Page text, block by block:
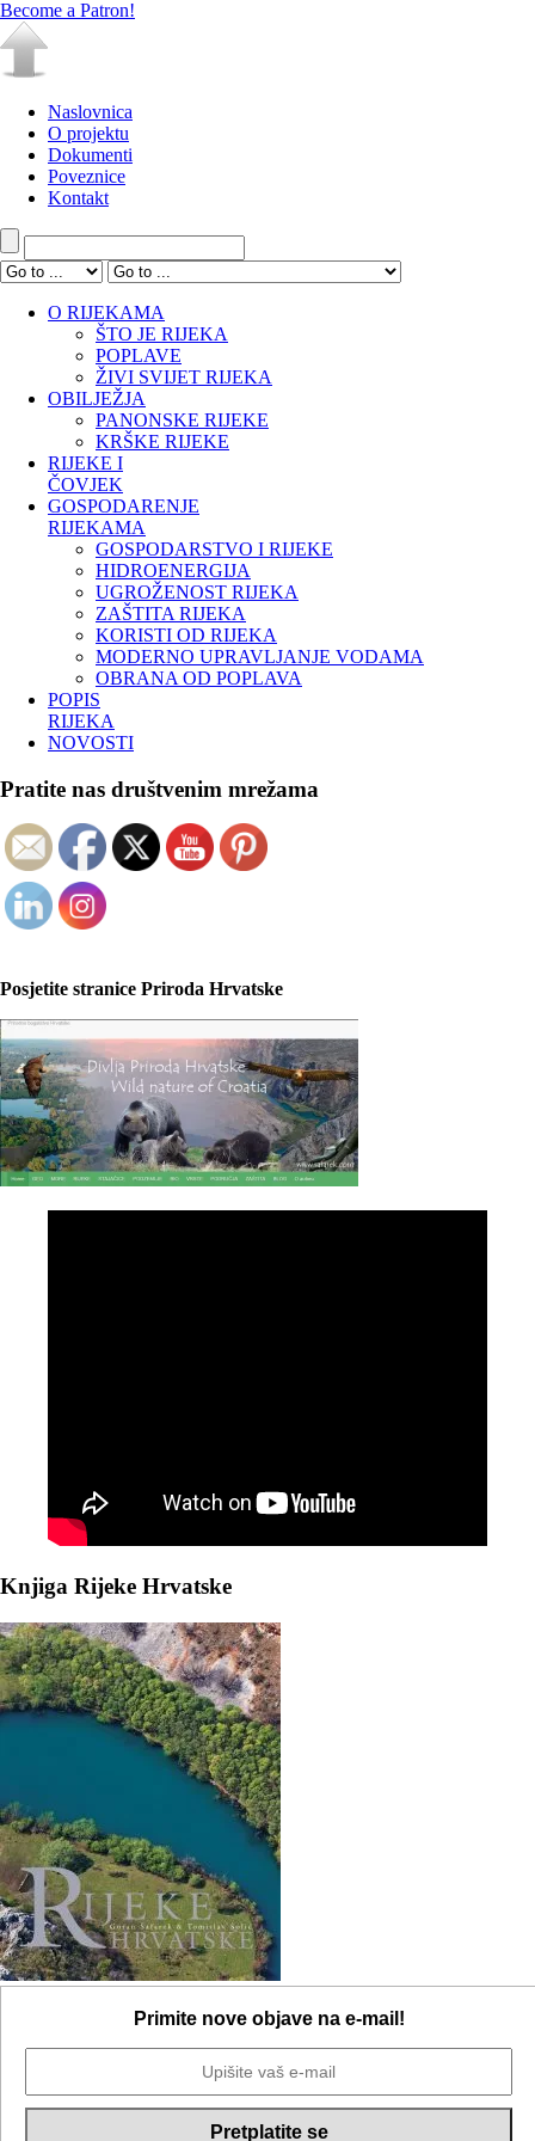
Become a Patron!
Naslovnica
O projektu
Dokumenti
Poveznice
Kontakt
O RIJEKAMA
ŠTO JE RIJEKA
POPLAVE
ŽIVI SVIJET RIJEKA
OBILJEŽJA
PANONSKE RIJEKE
KRŠKE RIJEKE
RIJEKE I
ČOVJEK
GOSPODARENJE
RIJEKAMA
GOSPODARSTVO I RIJEKE
HIDROENERGIJA
UGROŽENOST RIJEKA
ZAŠTITA RIJEKA
KORISTI OD RIJEKA
MODERNO UPRAVLJANJE VODAMA
OBRANA OD POPLAVA
POPIS
RIJEKA
NOVOSTI
Pratite nas društvenim mrežama
Posjetite stranice Priroda Hrvatske
Knjiga Rijeke Hrvatske
Primite nove objave na e-mail!